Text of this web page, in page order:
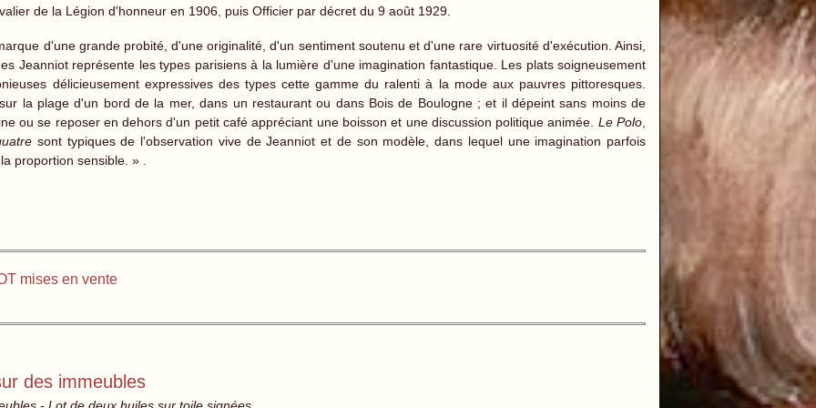
de la Légion d'honneur en 1906, puis Officier par décret du 9 août 1929.
d'une grande probité, d'une originalité, d'un sentiment soutenu et d'une rare virtuosité d'exécution. Ainsi,
Jeanniot représente les types parisiens à la lumière d'une imagination fantastique. Les plats soigneusement
délicieusement expressives des types cette gamme du ralenti à la mode aux pauvres pittoresques.
la plage d'un bord de la mer, dans un restaurant ou dans Bois de Boulogne ; et il dépeint sans moins de
ou se reposer en dehors d'un petit café appréciant une boisson et une discussion politique animée. Le Polo
sont typiques de l'observation vive de Jeanniot et de son modèle, dans lequel une imagination parfois
proportion sensible. » .
mises en vente
des immeubles